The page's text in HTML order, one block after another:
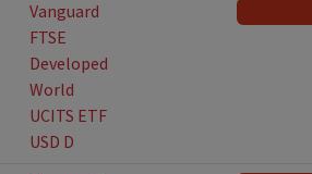
Vanguard
FTSE
Developed
World
UCITS ETF
USD D